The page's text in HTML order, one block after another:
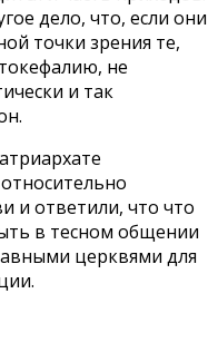
дело, что, если они
точки зрения те,
не
и так
и ответили, что что
в тесном общении
церквями для